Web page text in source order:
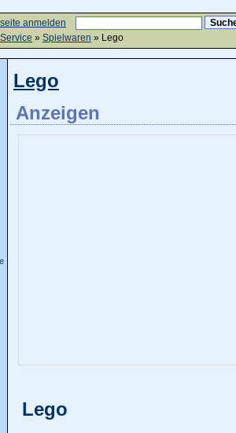
anmelden
» Spielwaren » Lego
Lego
Anzeigen
Lego